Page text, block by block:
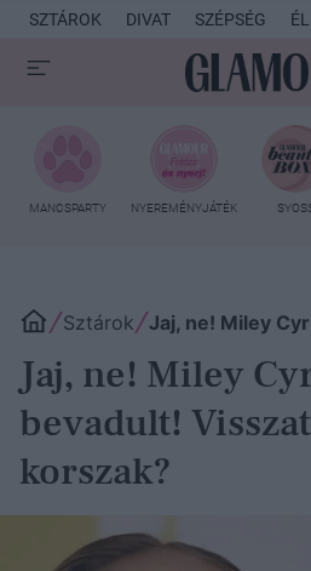
SZTÁROK DIVAT SZÉPSÉG
MANCSPARTY NYEREMÉNYJÁTÉK
Sztárok Jaj, ne! Miley
Jaj, ne! Miley
bevadult!
korszak?